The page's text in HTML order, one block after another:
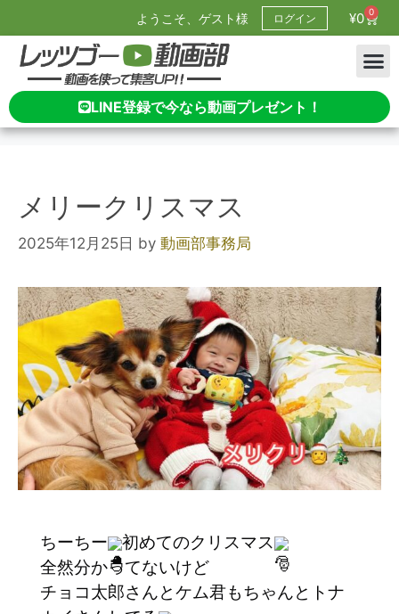
ようこそ、ゲスト様 ログイン ¥0 0
LINE登録で今なら動画プレゼント！
メリークリスマス
2025年12月25日 by 動画部事務局
ちーちー
初めてのクリスマス
全然分かってないけど
チョコ太郎さんとケム君もちゃんとトナ